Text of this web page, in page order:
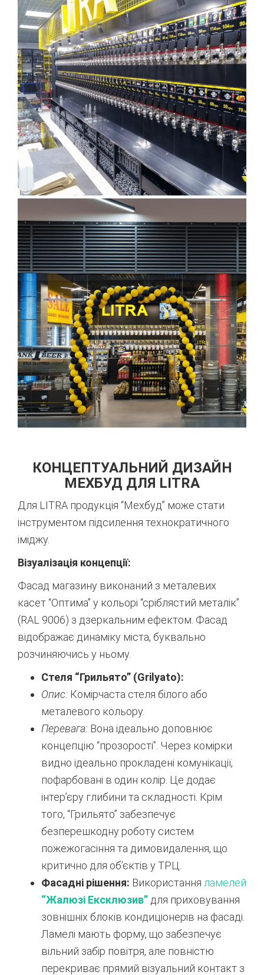
КОНЦЕПТУАЛЬНИЙ ДИЗАЙН
МЕХБУД ДЛЯ LITRA
Для LITRA продукція “Мехбуд” може стати
інструментом підсилення технократичного
іміджу.
Візуалізація концепції:
Фасад магазину виконаний з металевих
касет “Оптима” у кольорі “сріблястий металік”
(RAL 9006) з дзеркальним ефектом. Фасад
відображає динаміку міста, буквально
розчиняючись у ньому.
Стеля “Грильято” (Grilyato):
Опис: Комірчаста стеля білого або
металевого кольору.
Перевага: Вона ідеально доповнює
концепцію “прозорості”. Через комірки
видно ідеально прокладені комунікації,
пофарбовані в один колір. Це додає
інтер’єру глибини та складності. Крім
того, “Грильято” забезпечує
безперешкодну роботу систем
пожежогасіння та димовидалення, що
критично для об’єктів у ТРЦ.
Фасадні рішення: Використання ламелей
“Жалюзі Ексклюзив” для приховування
зовнішніх блоків кондиціонерів на фасаді.
Ламелі мають форму, що забезпечує
вільний забір повітря, але повністю
перекриває прямий візуальний контакт з